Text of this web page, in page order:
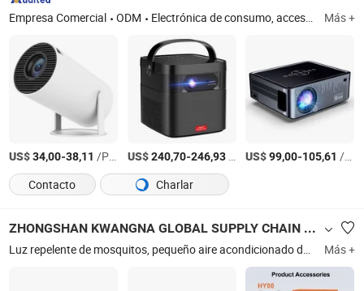
Empresa Comercial ODM Electrónica de consumo, accesorios para automóviles, impresoras térmicas mini, luces de jardín, accesorios para cortadoras de césped, altavoces portátiles, cámara digital, mini proyectores Más +
US$34,00-38,11 /Pieza US$240,70-246,93/Pieza US$99,00-105,61 /Pieza
Contacto
Charlar
ZHONGSHAN KWANGNA GLOBAL SUPPLY CHAIN CO., LTD
Luz repelente de mosquitos, pequeño aire acondicionado de cocina, freidora de aire, cafetera, taza de vacío, taza de acero para café, ventilador mini portátil, taza de acero para leche, olla arrocera, olla arrocera inteligente Más +